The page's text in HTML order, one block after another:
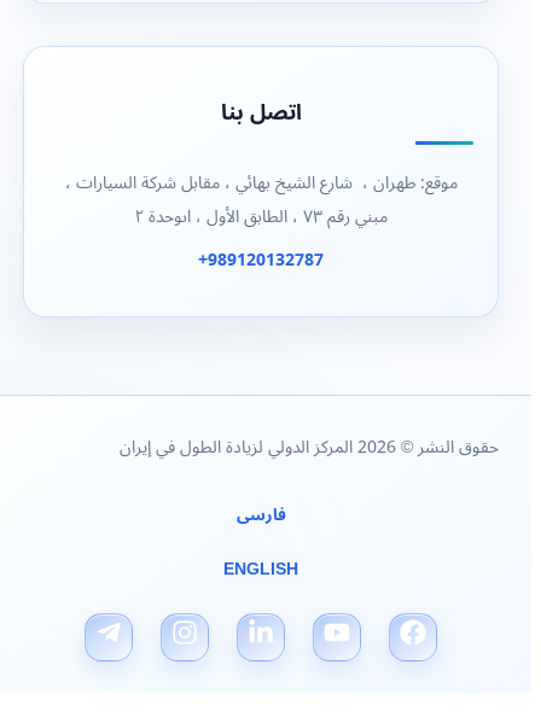
اتصل بنا
موقع: طهران ، شارع الشيخ بهائي ، مقابل شركة السيارات ،
مبني رقم ٧٣ ، الطابق الأول ، اىوحدة ٢
989120132787+
حقوق النشر © 2026 المركز الدولي لزيادة الطول في إيران
فارسی
ENGLISH